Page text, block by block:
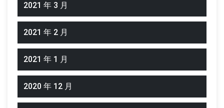
2021 年 3 月
2021 年 2 月
2021 年 1 月
2020 年 12 月